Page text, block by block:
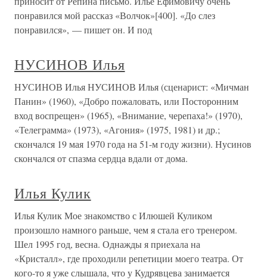
понравился мой рассказ «Волчок»[400]. «До слез
понравился», — пишет он. И под
НУСИНОВ Илья
НУСИНОВ Илья НУСИНОВ Илья (сценарист: «Мичман
Панин» (1960), «Добро пожаловать, или Посторонним
вход воспрещен» (1965), «Внимание, черепаха!» (1970),
«Телеграмма» (1973), «Агония» (1975, 1981) и др.;
скончался 19 мая 1970 года на 51-м году жизни). Нусинов
скончался от спазма сердца вдали от дома.
Илья Кулик
Илья Кулик Мое знакомство с Илюшей Куликом
произошло намного раньше, чем я стала его тренером.
Шел 1995 год, весна. Однажды я приехала на
«Кристалл», где проходили репетиции моего театра. От
кого-то я уже слышала, что у Кудрявцева занимается